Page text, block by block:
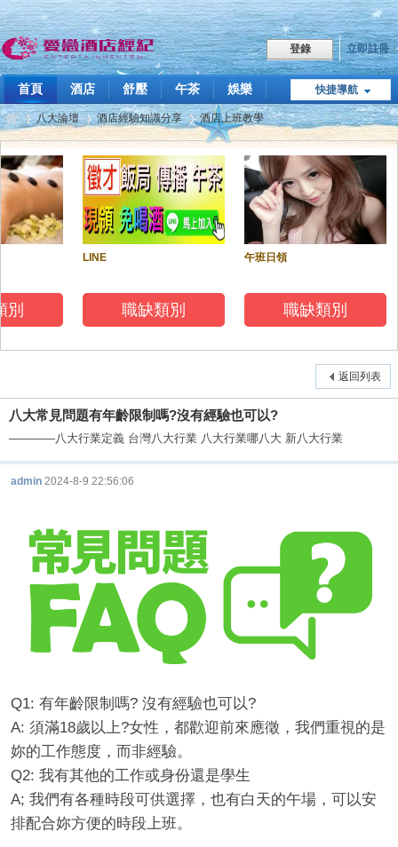
登錄 立即註冊
快捷導航
首頁 酒店 舒壓 午茶
娛樂
職缺
點我LINE 飯局傳播 技巧教學 關於我們
愛
店
»
八大論壇 酒店經驗知識分享
›
酒店上班教學
別
LINE
職缺類別
午班日領
職缺類別
返回列表
八大常見問題有年齡限制嗎?沒有經驗也可以?
————八大行業定義 台灣八大行業 八大行業哪八大 新八大行業
admin 2024-8-9 22:56:06
Q1: 有年齡限制嗎? 沒有經驗也可以?
A: 須滿18歲以上?女性，都歡迎前來應徵，我們重視的是
妳的工作態度，而非經驗。
Q2: 我有其他的工作或身份還是學生
A; 我們有各種時段可供選擇，也有白天的午場，可以安
排配合妳方便的時段上班。